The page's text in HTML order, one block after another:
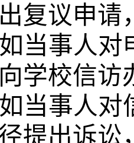
复议申请
当事人对
学校信访
当事人对
提出诉讼